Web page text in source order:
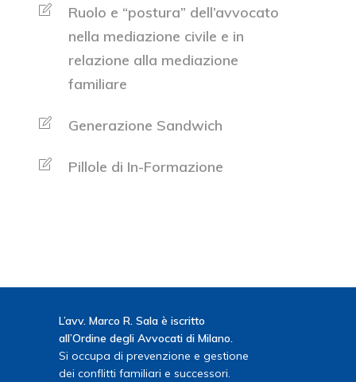
Ruolo e “postura” dell’avvocato
nella mediazione civile e in
relazione alla mediazione
familiare
Generazione Sandwich
Pillole di In-Formazione
L’avv. Marco R. Sala è iscritto
all’Ordine degli Avvocati di Milano.
Si occupa di prevenzione e gestione
dei conflitti familiari e successori.